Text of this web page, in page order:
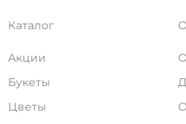
Каталог
Акции
Букеты
Цветы